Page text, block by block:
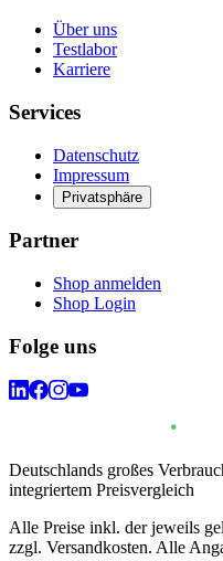
Über uns
Testlabor
Karriere
Services
Datenschutz
Impressum
Privatsphäre
Partner
Shop anmelden
Shop Login
Folge uns
Deutschlands großes
integriertem Preisvergleich
Alle Preise inkl. der jeweils
zzgl. Versandkosten. Alle